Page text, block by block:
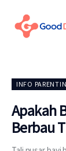
INFO
Apakah
Berbau